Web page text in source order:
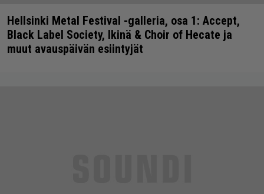
Hellsinki Metal Festival -galleria, osa 1: Accept,
Black Label Society, Ikinä & Choir of Hecate ja
muut avauspäivän esiintyjät